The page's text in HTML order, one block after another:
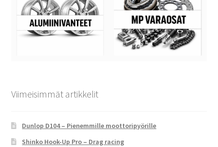
Viimeisimmät artikkelit
Dunlop D104 – Pienemmille moottoripyörille
Shinko Hook-Up Pro – Drag racing